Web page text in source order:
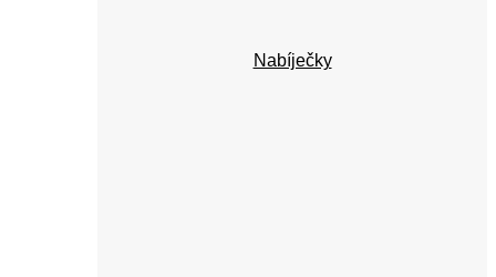
Nabíječky